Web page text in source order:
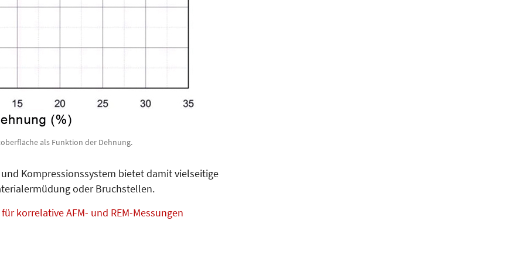
als Funktion der Dehnung.
Kompressionssystem bietet damit vielseitige
oder Bruchstellen.
korrelative AFM- und REM-Messungen